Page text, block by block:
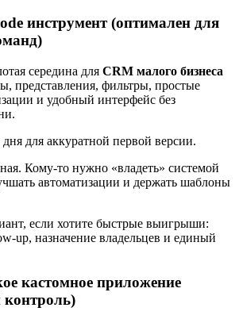
инструмент (оптимален для
середина для CRM малого бизнеса
представления, фильтры, простые
и удобный интерфейс без
дня для аккуратной первой версии.
Кому‑то нужно «владеть» системой
автоматизации и держать шаблоны
если хотите быстрые выигрыши:
up, назначение владельцев и единый
кастомное приложение